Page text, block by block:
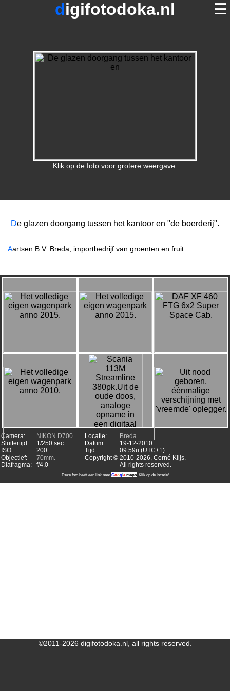
digifotodoka.nl ☰
foto's op digifotodoka.nl
Klik op de foto voor grotere weergave.
De glazen doorgang tussen het kantoor en "de boerderij".
Aartsen B.V. Breda, importbedrijf van groenten en fruit.
Camera:
Sluitertijd:
ISO:
Objectief:
Diafragma:
NIKON D700
1/250 sec.
200
70mm.
f/4.0
Locatie:
Datum:
Tijd:
Copyright ©
Breda.
19-12-2010
09:59u (UTC+1)
2010-2026, Corné Klijs.
All rights reserved.
Deze foto heeft een link naar Googlemaps. Klik op de locatie!
©2011-2026 digifotodoka.nl, all rights reserved.